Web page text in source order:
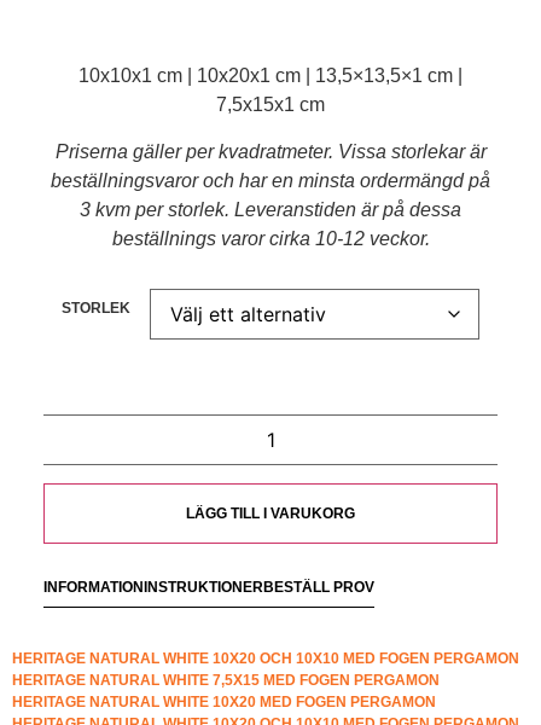
10x10x1 cm | 10x20x1 cm | 13,5×13,5×1 cm |
7,5x15x1 cm
Priserna gäller per kvadratmeter. Vissa storlekar är
beställningsvaror och har en minsta ordermängd på
3 kvm per storlek. Leveranstiden är på dessa
beställnings varor cirka 10-12 veckor.
STORLEK
LÄGG TILL I VARUKORG
INFORMATIONINSTRUKTIONERBESTÄLL PROV
HERITAGE NATURAL WHITE 10X20 OCH 10X10 MED FOGEN PERGAMON
HERITAGE NATURAL WHITE 7,5X15 MED FOGEN PERGAMON
HERITAGE NATURAL WHITE 10X20 MED FOGEN PERGAMON